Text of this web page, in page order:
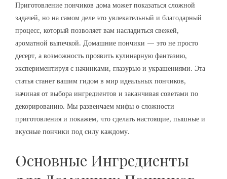
Приготовление пончиков дома может показаться сложной
задачей, но на самом деле это увлекательный и благодарный
процесс, который позволяет вам насладиться свежей,
ароматной выпечкой. Домашние пончики — это не просто
десерт, а возможность проявить кулинарную фантазию,
экспериментируя с начинками, глазурью и украшениями. Эта
статья станет вашим гидом в мир идеальных пончиков,
начиная от выбора ингредиентов и заканчивая советами по
декорированию. Мы развенчаем мифы о сложности
приготовления и покажем, что сделать настоящие, пышные и
вкусные пончики под силу каждому.
Основные Ингредиенты